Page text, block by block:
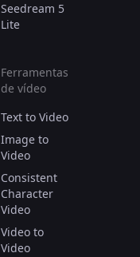
Seedream 5
Lite
Ferramentas
de vídeo
Text to Video
Image to
Video
Consistent
Character
Video
Video to
Video